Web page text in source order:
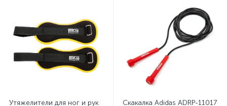
Утяжелители для ног и рук
Скакалка Adidas ADRP-11017